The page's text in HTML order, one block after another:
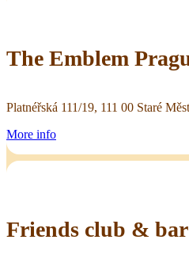
The Emblem
Platnéřská 111/19, 111 00 Staré
More info
Friends club & bar